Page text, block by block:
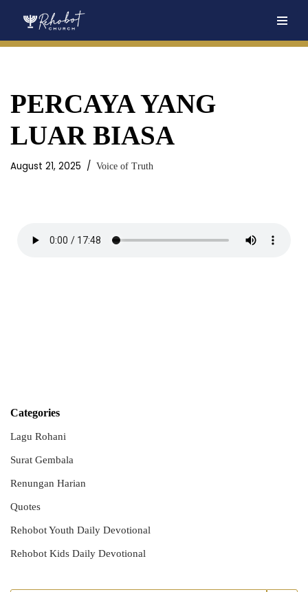
PERCAYA YANG
LUAR BIASA
August 21, 2025 Voice of Truth
Categories
Lagu Rohani
Surat Gembala
Renungan Harian
Quotes
Rehobot Youth Daily Devotional
Rehobot Kids Daily Devotional